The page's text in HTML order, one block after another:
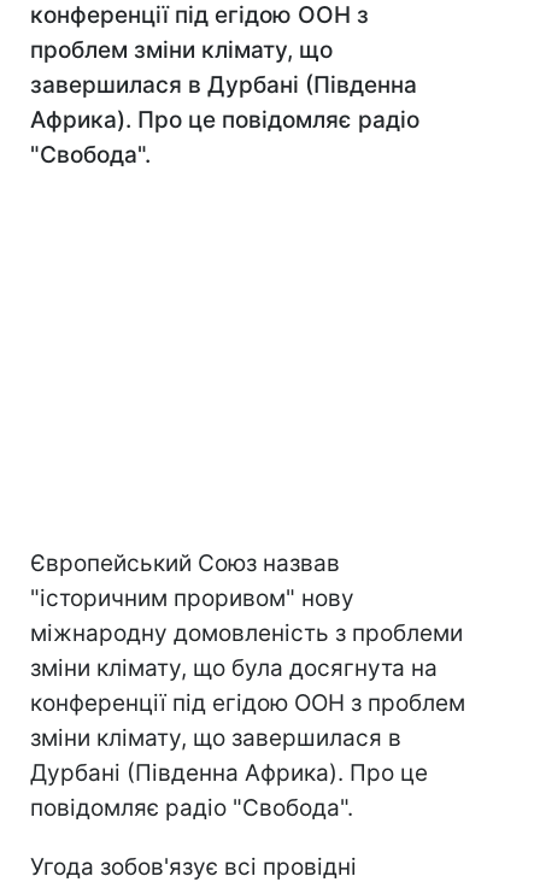
конференції під егідою ООН з
проблем зміни клімату, що
завершилася в Дурбані (Південна
Африка). Про це повідомляє радіо
"Свобода".
Європейський Союз назвав
"історичним проривом" нову
міжнародну домовленість з проблеми
зміни клімату, що була досягнута на
конференції під егідою ООН з проблем
зміни клімату, що завершилася в
Дурбані (Південна Африка). Про це
повідомляє радіо "Свобода".
Угода зобов'язує всі провідні